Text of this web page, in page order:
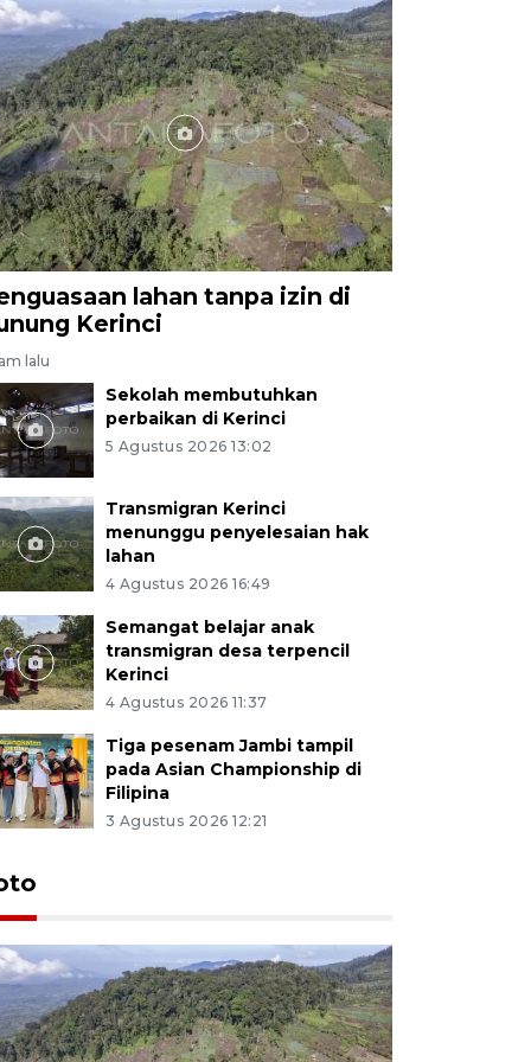
lahan tanpa izin di
Kerinci
lalu
Sekolah membutuhkan
perbaikan di Kerinci
5 Agustus 2026 13:02
Transmigran Kerinci
menunggu penyelesaian hak
lahan
4 Agustus 2026 16:49
Semangat belajar anak
transmigran desa terpencil
Kerinci
4 Agustus 2026 11:37
Tiga pesenam Jambi tampil
pada Asian Championship di
Filipina
3 Agustus 2026 12:21